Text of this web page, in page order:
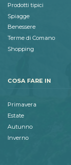
Prodotti tipici
Spiagge
Benessere
Terme di Comano
Shopping
COSA FARE IN
Primavera
Estate
Autunno
Inverno